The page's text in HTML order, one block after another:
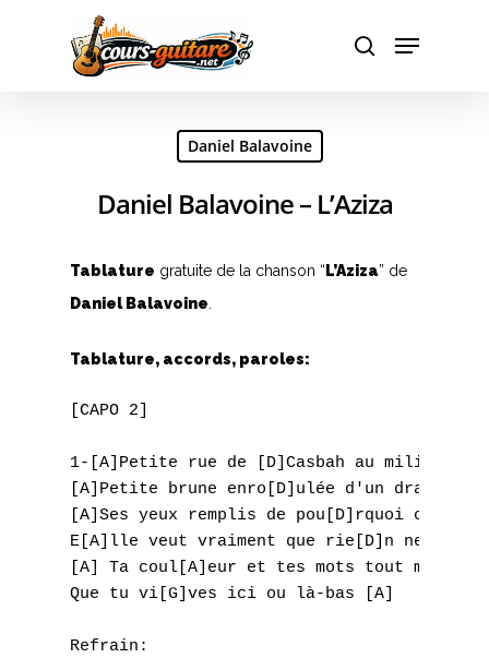
Hit enter to search or ESC to close
Daniel Balavoine
Daniel Balavoine – L’Aziza
Tablature gratuite de la chanson “ L’Aziza” de
Daniel Balavoine
Tablature, accords, paroles:
[CAPO 2]
1-[A]Petite rue de [D]Casbah au milie[G]u
[A]Petite brune enro[D]ulée d'un drap
[A]Ses yeux remplis de pou[D]rquoi
E[A]lle veut vraiment que rie[D]n ne
[A] Ta coul[A]eur et tes mots tout me va
Que tu vi[G]ves ici ou là-bas [A]
Refrain:
D
E
F